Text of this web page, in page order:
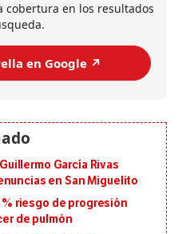
cobertura en los resultados
en Google ↗️
García Rivas
en San Miguelito
riesgo de progresión
de pulmón